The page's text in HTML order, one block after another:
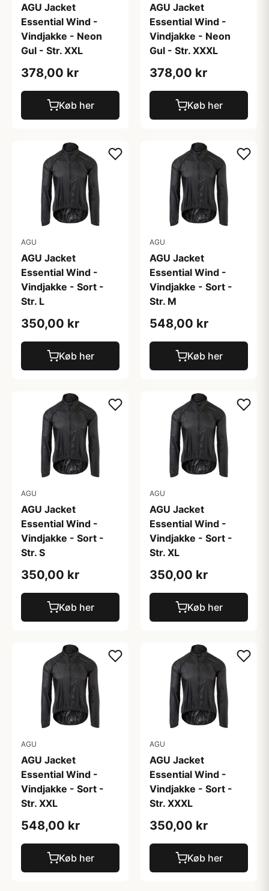
AGU Jacket
Essential Wind -
Vindjakke - Neon
Gul - Str. XXL
378,00 kr
Køb her
AGU Jacket
Essential Wind -
Vindjakke - Neon
Gul - Str. XXXL
378,00 kr
Køb her
AGU
AGU Jacket
Essential Wind -
Vindjakke - Sort -
Str. L
350,00 kr
Køb her
AGU
AGU Jacket
Essential Wind -
Vindjakke - Sort -
Str. M
548,00 kr
Køb her
AGU
AGU Jacket
Essential Wind -
Vindjakke - Sort -
Str. S
350,00 kr
Køb her
AGU
AGU Jacket
Essential Wind -
Vindjakke - Sort -
Str. XL
350,00 kr
Køb her
AGU
AGU Jacket
Essential Wind -
Vindjakke - Sort -
Str. XXL
548,00 kr
Køb her
AGU
AGU Jacket
Essential Wind -
Vindjakke - Sort -
Str. XXXL
350,00 kr
Køb her